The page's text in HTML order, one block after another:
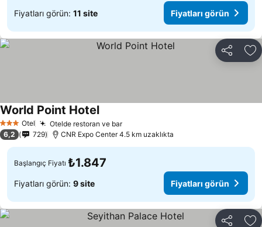
Fiyatları görün: 11 site Fiyatları görün
Paylaş
3 YıldızOtel Otelde restoran ve bar
World Point Hotel
6,2 729 CNR Expo Center 4.5 km uzaklıkta
Başlangıç Fiyatı ₺1.847
Fiyatları görün: 9 site Fiyatları görün